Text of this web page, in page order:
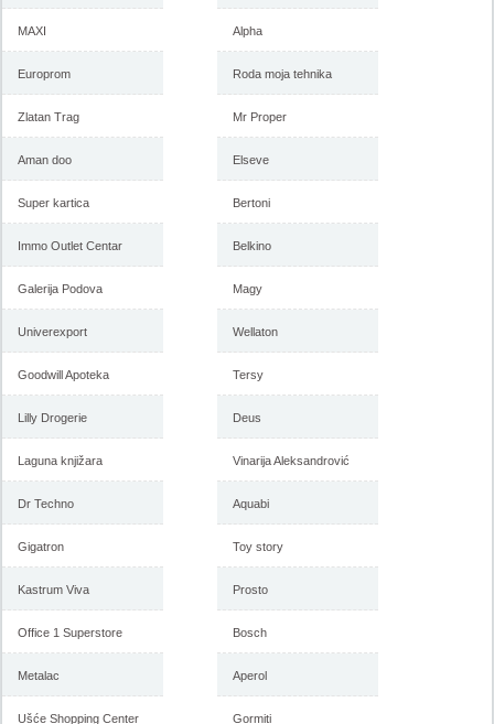
MAXI
Europrom
Zlatan Trag
Aman doo
Super kartica
Immo Outlet Centar
Galerija Podova
Univerexport
Goodwill Apoteka
Lilly Drogerie
Laguna knjižara
Dr Techno
Gigatron
Kastrum Viva
Office 1 Superstore
Metalac
Ušće Shopping Center
Alpha
Roda moja tehnika
Mr Proper
Elseve
Bertoni
Belkino
Magy
Wellaton
Tersy
Deus
Vinarija Aleksandrović
Aquabi
Toy story
Prosto
Bosch
Aperol
Gormiti